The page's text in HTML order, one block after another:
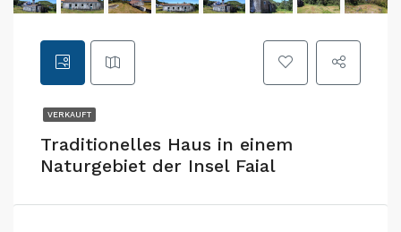
VERKAUFT
Traditionelles Haus in einem
Naturgebiet der Insel Faial